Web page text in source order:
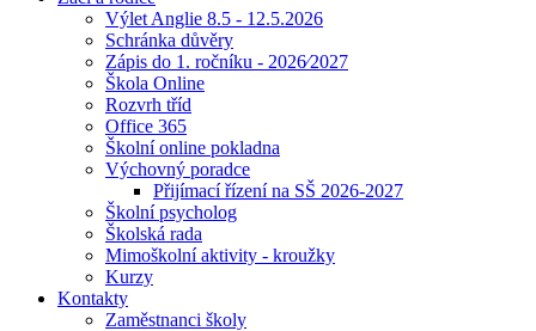
Výlet Anglie 8.5 - 12.5.2026
Schránka důvěry
Zápis do 1. ročníku - 2026⁄2027
Škola Online
Rozvrh tříd
Office 365
Školní online pokladna
Výchovný poradce
Přijímací řízení na SŠ 2026-2027
Školní psycholog
Školská rada
Mimoškolní aktivity - kroužky
Kurzy
Kontakty
Zaměstnanci školy